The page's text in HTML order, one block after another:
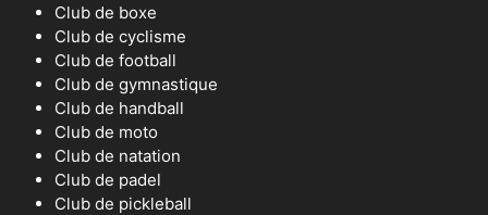
Club de boxe
Club de cyclisme
Club de football
Club de gymnastique
Club de handball
Club de moto
Club de natation
Club de padel
Club de pickleball